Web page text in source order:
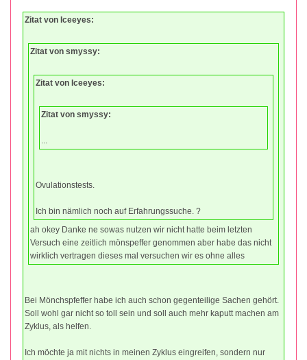
Zitat von Iceeyes:
Zitat von smyssy:
Zitat von Iceeyes:
Zitat von smyssy:
...
Ovulationstests.
Ich bin nämlich noch auf Erfahrungssuche. ?
ah okey Danke ne sowas nutzen wir nicht hatte beim letzten
Versuch eine zeitlich mönspeffer genommen aber habe das nicht
wirklich vertragen dieses mal versuchen wir es ohne alles
Bei Mönchspfeffer habe ich auch schon gegenteilige Sachen gehört.
Soll wohl gar nicht so toll sein und soll auch mehr kaputt machen am
Zyklus, als helfen.
Ich möchte ja mit nichts in meinen Zyklus eingreifen, sondern nur